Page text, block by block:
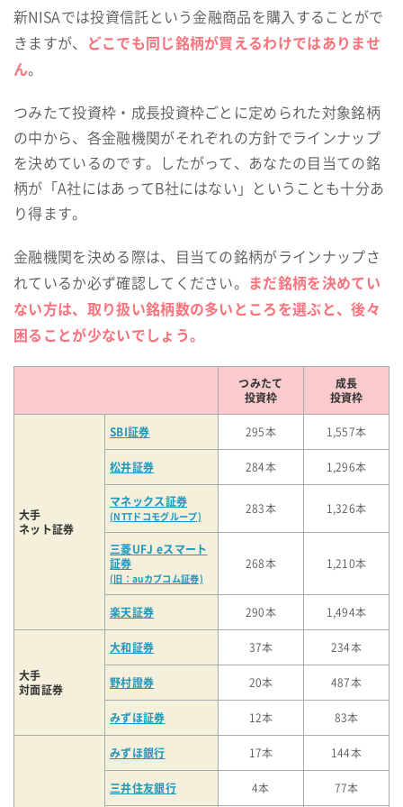
新NISAでは投資信託という金融商品を購入することがで
きますが、
どこでも同じ銘柄が買えるわけではありませ
ん。
つみたて投資枠・成長投資枠ごとに定められた対象銘柄
の中から、各金融機関がそれぞれの方針でラインナップ
を決めているのです。したがって、あなたの目当ての銘
柄が「A社にはあってB社にはない」ということも十分あ
り得ます。
金融機関を決める際は、目当ての銘柄がラインナップさ
れているか必ず確認してください。
まだ銘柄を決めてい
ない方は、取り扱い銘柄数の多いところを選ぶと、後々
困ることが少ないでしょう。
つみたて
投資枠
成長
投資枠
大手
ネット証券
SBI証券 295本 1,557本
松井証券 284本 1,296本
マネックス証券
(NTTドコモグループ)
283本 1,326本
三菱UFJ eスマート
証券
(旧：auカブコム証券)
268本 1,210本
楽天証券 290本 1,494本
大手
対面証券
大和証券 37本 234本
野村證券 20本 487本
みずほ証券 12本 83本
みずほ銀行 17本 144本
三井住友銀行 4本 77本